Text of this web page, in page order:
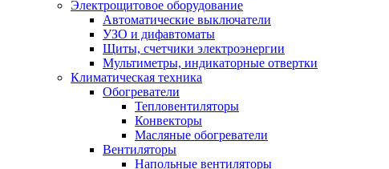
Электрощитовое оборудование
Автоматические выключатели
УЗО и дифавтоматы
Щиты, счетчики электроэнергии
Мультиметры, индикаторные отвертки
Климатическая техника
Обогреватели
Тепловентиляторы
Конвекторы
Масляные обогреватели
Вентиляторы
Напольные вентиляторы